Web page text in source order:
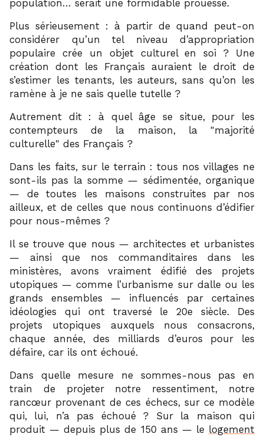
population… serait une formidable prouesse.
Plus sérieusement : à partir de quand peut-on
considérer qu’un tel niveau d’appropriation
populaire crée un objet culturel en soi ? Une
création dont les Français auraient le droit de
s’estimer les tenants, les auteurs, sans qu’on les
ramène à je ne sais quelle tutelle ?
Autrement dit : à quel âge se situe, pour les
contempteurs de la maison, la
majorité
culturelle
des Français ?
Dans les faits, sur le terrain : tous nos villages ne
sont-ils pas la somme — sédimentée, organique
— de toutes les maisons construites par nos
ailleux, et de celles que nous continuons d’édifier
pour nous-mêmes ?
Il se trouve que nous — architectes et urbanistes
— ainsi que nos commanditaires dans les
ministères, avons vraiment édifié des projets
utopiques — comme l’urbanisme sur dalle ou les
grands ensembles — influencés par certaines
idéologies qui ont traversé le 20e siècle. Des
projets utopiques auxquels nous consacrons,
chaque année, des milliards d’euros pour les
défaire, car ils ont échoué.
Dans quelle mesure ne sommes-nous pas en
train de projeter notre ressentiment, notre
rancœur provenant de ces échecs, sur ce modèle
qui, lui, n’a pas échoué ? Sur la maison qui
produit — depuis plus de 150 ans — le logement